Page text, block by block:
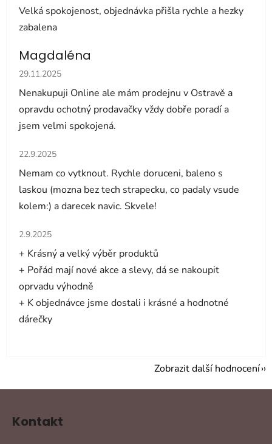
Velká spokojenost, objednávka přišla rychle a hezky
zabalena
Magdaléna
Hodnocení obchodu je 5 z 5 hvězdiček.
29.11.2025
Nenakupuji Online ale mám prodejnu v Ostravě a
opravdu ochotný prodavačky vždy dobře poradí a
jsem velmi spokojená.
Hodnocení obchodu je 5 z 5 hvězdiček.
22.9.2025
Nemam co vytknout. Rychle doruceni, baleno s
laskou (mozna bez tech strapecku, co padaly vsude
kolem:) a darecek navic. Skvele!
Hodnocení obchodu je 5 z 5 hvězdiček.
2.9.2025
+ Krásný a velký výběr produktů
+ Pořád mají nové akce a slevy, dá se nakoupit
oprvadu výhodně
+ K objednávce jsme dostali i krásné a hodnotné
dárečky
Zobrazit další hodnocení
Z
Kontakt